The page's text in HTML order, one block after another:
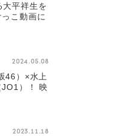
平祥生を
こ動画に
2024.05.08
46）×水上
）！ 映
2023.11.18